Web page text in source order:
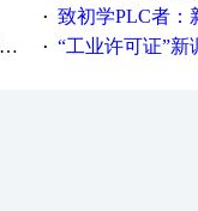
· 致初学PLC者：新人
· “工业许可证”新调整：水文仪